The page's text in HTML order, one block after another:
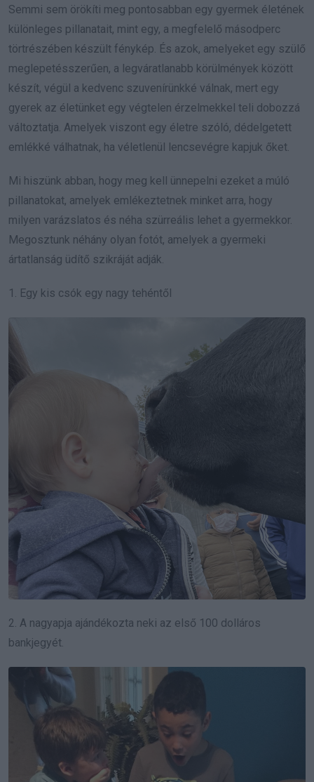
Semmi sem örökíti meg pontosabban egy gyermek életének
különleges pillanatait, mint egy, a megfelelő másodperc
törtrészében készült fénykép. És azok, amelyeket egy szülő
meglepetésszerűen, a legváratlanabb körülmények között
készít, végül a kedvenc szuvenírünkké válnak, mert egy
gyerek az életünket egy végtelen érzelmekkel teli dobozzá
változtatja. Amelyek viszont egy életre szóló, dédelgetett
emlékké válhatnak, ha véletlenül lencsevégre kapjuk őket.
Mi hiszünk abban, hogy meg kell ünnepelni ezeket a múló
pillanatokat, amelyek emlékeztetnek minket arra, hogy
milyen varázslatos és néha szürreális lehet a gyermekkor.
Megosztunk néhány olyan fotót, amelyek a gyermeki
ártatlanság üdítő szikráját adják.
1. Egy kis csók egy nagy tehéntől
2. A nagyapja ajándékozta neki az első 100 dolláros
bankjegyét.